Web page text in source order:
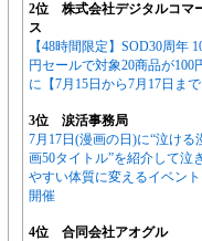
2位 株式会社デジタルコマ
ス
【48時間限定】SOD30周年
円セールで対象20商品が100
に【7月15日から7月17日まで
3位 涙活事務局
7月17日(漫画の日)に“泣ける
画50タイトル”を紹介して泣
やすい体質に変えるイベン
開催
4位 合同会社アオグル